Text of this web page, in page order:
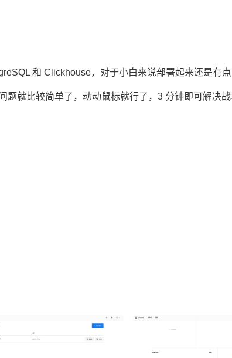
和 Clickhouse，对于小白来说部署起来还是有点
就比较简单了，动动鼠标就行了，3 分钟即可解决战